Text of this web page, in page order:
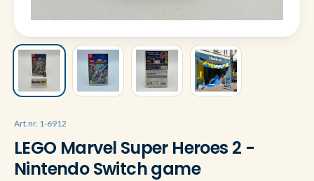
Art.nr. 1-6912
LEGO Marvel Super Heroes 2 -
Nintendo Switch game